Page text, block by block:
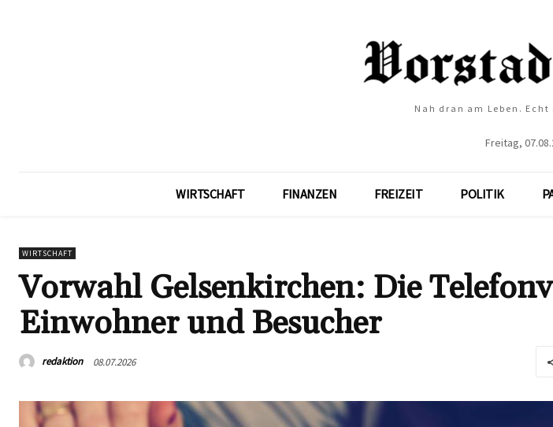
Nah dran am Leben.
Freitag,
WIRTSCHAFT FINANZEN FREIZEIT POLITIK
WIRTSCHAFT
Vorwahl Gelsenkirchen: Die
Einwohner und Besucher
redaktion 08.07.2026